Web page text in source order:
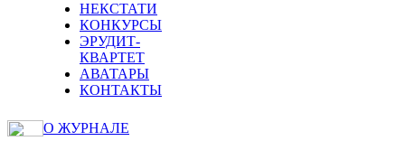
НЕКСТАТИ
КОНКУРСЫ
ЭРУДИТ-
КВАРТЕТ
АВАТАРЫ
КОНТАКТЫ
О ЖУРНАЛЕ